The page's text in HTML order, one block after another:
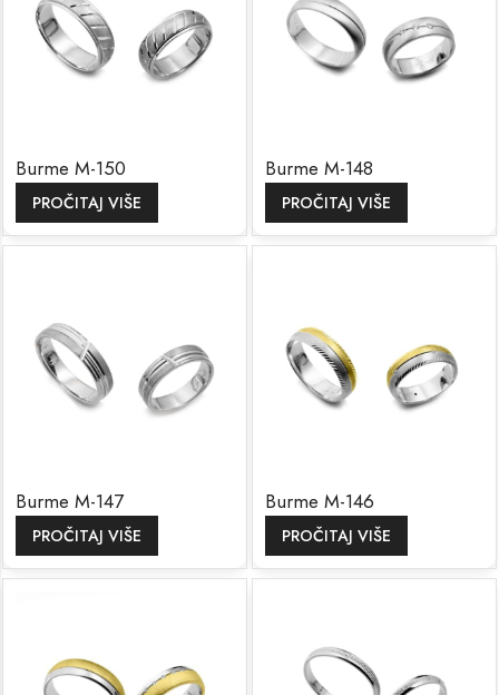
Burme M-150
PROČITAJ VIŠE
Burme M-148
PROČITAJ VIŠE
Burme M-147
PROČITAJ VIŠE
Burme M-146
PROČITAJ VIŠE